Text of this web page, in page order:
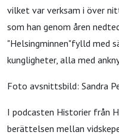
vilket var verksam i över
som han genom åren
"Helsingminnen"fylld med
kungligheter, alla med
Foto avsnittsbild: Sandra
I podcasten Historier från
berättelsen mellan